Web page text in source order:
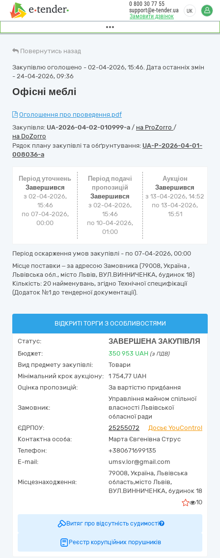
Замовити дзвінок
0 800 30 77 55
support@e-tender.ua
UK
Повернутись назад
Закупівлю оголошено - 02-04-2026, 15:46. Дата останніх змін
- 24-04-2026, 09:36
Офісні меблі
Оголошення про проведення.pdf
Закупівля: UA-2026-04-02-010999-a / на ProZorro /
на DoZorro
Рядок плану закупівлі та обґрунтування: UA-P-2026-04-01-
008036-a
Період уточнень
Завершився
з 02-04-2026,
15:46
по 07-04-2026,
00:00
Період подачі
пропозицій
Завершився
з 02-04-2026,
15:46
по 10-04-2026,
01:00
Аукціон
Завершився
з13-04-2026, 14:52
по13-04-2026,
15:51
Період оскарження умов закупівлі - по 07-04-2026, 00:00
Місце поставки – за адресою Замовника (79008, Україна ,
Львівська обл., місто Львів, ВУЛ.ВИННИЧЕНКА, будинок 18)
Кількість: 20 найменувань, згідно Технічної специфікації
(Додаток №1 до тендерної документації).
ВІДКРИТІ ТОРГИ З ОСОБЛИВОСТЯМИ
Статус: ЗАВЕРШЕНА ЗАКУПІВЛЯ
Бюджет: 350 953 UAH (з ПДВ)
Вид предмету закупівлі:
Товари
Мінімальний крок аукціону:
1 754,77 UAH
Оцінка пропозицій:
За вартістю придбання
Замовник:
Управління майном спільної
власності Львівської
обласної ради
ЄДРПОУ:
25255072
Досьє YouControl
Контактна особа:
Марта Євгенівна Струс
Телефон:
+380671699135
E-mail:
umsv.lor@gmail.com
Місцезнаходження:
79008, Україна, Львівська
область,місто Львів,
ВУЛ.ВИННИЧЕНКА, будинок 18
10
Витяг про відсутність судимості
Реєстр корупційних порушників